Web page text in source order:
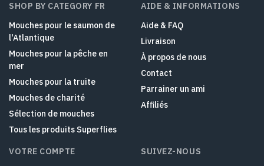
SHOP BY CATEGORY FR
Mouches pour le saumon de
l'Atlantique
Mouches pour la pêche en
mer
Mouches pour la truite
Mouches de charité
Sélection de mouches
Tous les produits Superflies
AIDE & INFORMATIONS
Aide & FAQ
Livraison
À propos de nous
Contact
Parrainer un ami
Affiliés
VOTRE COMPTE
SUIVEZ-NOUS